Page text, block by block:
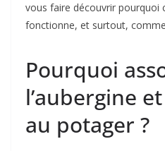
vous faire découvrir pourquoi
fonctionne, et surtout,
Pourquoi
l’aubergine
au potager ?